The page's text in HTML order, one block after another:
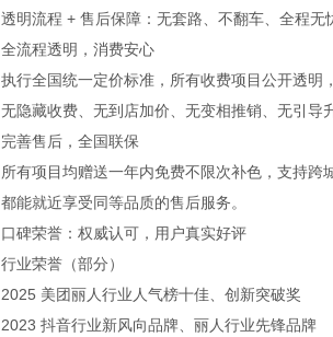
透明流程 + 售后保障：无套路、不翻车、全程无
全流程透明，消费安心
执行全国统一定价标准，所有收费项目公开透
无隐藏收费、无到店加价、无变相推销、无引导
完善售后，全国联保
所有项目均赠送一年内免费不限次补色，支持跨
都能就近享受同等品质的售后服务。
口碑荣誉：权威认可，用户真实好评
行业荣誉（部分）
2025 美团丽人行业人气榜十佳、创新突破奖
2023 抖音行业新风向品牌、丽人行业先锋品牌